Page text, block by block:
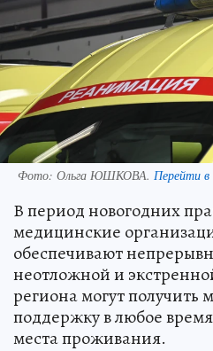
Фото: Ольга ЮШКОВА. Перейти
В период новогодних
медицинские
обеспечивают
неотложной и
региона могут получить
поддержку в любое
места проживания.